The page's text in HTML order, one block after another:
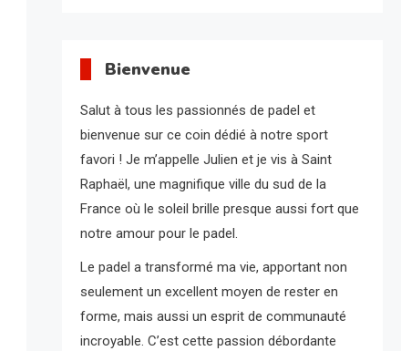
Bienvenue
Salut à tous les passionnés de padel et
bienvenue sur ce coin dédié à notre sport
favori ! Je m’appelle Julien et je vis à Saint
Raphaël, une magnifique ville du sud de la
France où le soleil brille presque aussi fort que
notre amour pour le padel.
Le padel a transformé ma vie, apportant non
seulement un excellent moyen de rester en
forme, mais aussi un esprit de communauté
incroyable. C’est cette passion débordante